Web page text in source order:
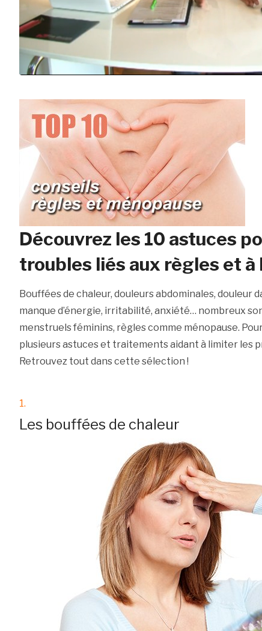
Découvrez les 10 astuces
troubles liés aux règles et à
Bouffées de chaleur, douleurs abdominales, douleur
manque d’énergie, irritabilité, anxiété… nombreux
menstruels féminins, règles comme ménopause.
plusieurs astuces et traitements aidant à limiter les
Retrouvez tout dans cette sélection !
1.
Les bouffées de chaleur